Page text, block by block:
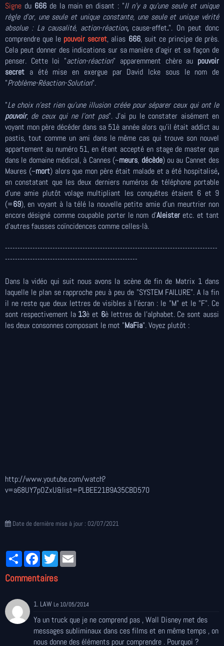
Signe du 666 de la main en disant : "Il n'y a qu'une seule et unique
règle d'or, une seule et unique constante, une seule et unique vérité
absolue : La causalité, action-réaction, cause-effet.". On peut donc
comprendre que le pouvoir secret, alias 666, suit ce principe de près.
Cela peut donner des indications sur sa manière d'agir et sa façon de
penser. Cette loi "action-réaction" apparemment chère au pouvoir
secret a été mise en exergue par David Icke sous le nom de
"Problème-Réaction-Solution".
"Le choix n'est rien qu'une illusion créée pour séparer ceux qui ont le
pouvoir, de ceux qui ne l'ont pas". J'ai pu le constater aisément en
voyant mon père décéder dans sa 51è année alors qu'il était addict au
pastis, tout comme un ami dans le même cas qui trouve son nouvel
appartement au numéro 51, en étant accepté en stage de master que
dans le domaine médical, à Cannes (~meurs, décède) ou au Cannet des
Maures (~mort) alors que mon père était malade et a été hospitalisé,
en constatant que les deux derniers numéros de téléphone portable
d'une amie plutôt volage multipliant les conquêtes étaient 6 et 9
(=69), en voyant à la télé la nouvelle petite amie d'un meurtrier non
encore désigné comme coupable porter le nom d'Aleisteretc. et tant
d'autres fausses coïncidences comme celles-là.
-------------------------------------------------------------------------------------
-----------------------------------------------------
Dans la vidéo qui suit nous avons la scène de fin de Matrix 1 dans
laquelle le plan se rapproche peu à peu de "SYSTEM FAILURE". A la fin
il ne reste que deux lettres de visibles à l'écran : le "M" et le "F". Ce
sont respectivement la13è et 6è lettres de l'alphabet. Ce sont aussi
les deux consonnes composant le mot "MaFia". Voyez plutôt :
http://www.youtube.com/watch?
v=a68UY7pOZxU&list=PLBEE21B9A35CBD570
Date de dernière mise à jour : 02/07/2021
PartagerFacebookTwitter
Commentaires
1. LAW Le 10/05/2014
Ya un truck que je ne comprend pas , Wall Disney met des
messages subliminaux dans ces films et en même temps , on
nous donne des éléments pour comprendre . Pourquoi ?